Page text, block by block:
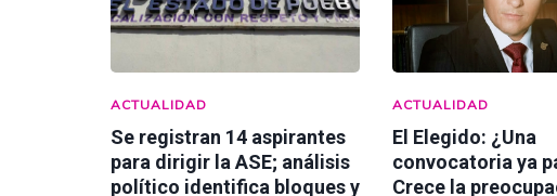
ACTUALIDAD
Se registran 14 aspirantes
para dirigir la ASE; análisis
político identifica bloques y
ACTUALIDAD
El Elegido: ¿Una
convocatoria ya
Crece la